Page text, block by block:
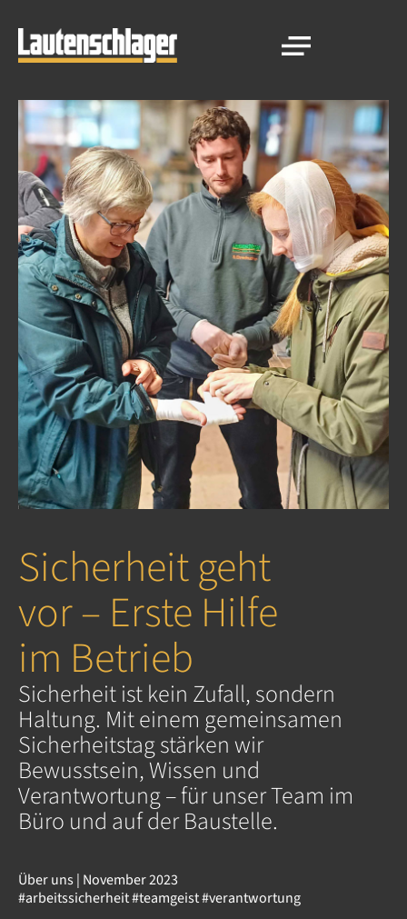
Sicherheit geht
vor – Erste Hilfe
im Betrieb
Sicherheit ist kein Zufall, sondern
Haltung. Mit einem gemeinsamen
Sicherheitstag stärken wir
Bewusstsein, Wissen und
Verantwortung – für unser Team im
Büro und auf der Baustelle.
Über uns| November 2023
#arbeitssicherheit#teamgeist#verantwortung